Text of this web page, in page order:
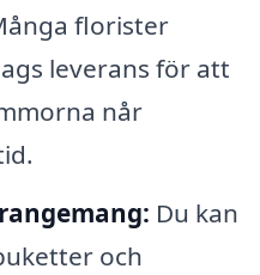
florister
leverans för att
når
Du kan
och